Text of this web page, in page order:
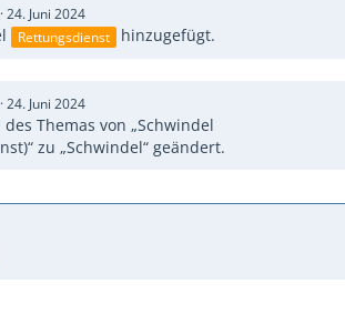
24. Juni 2024
Rettungsdienst hinzugefügt.
24. Juni 2024
Themas von „Schwindel
zu „Schwindel“ geändert.